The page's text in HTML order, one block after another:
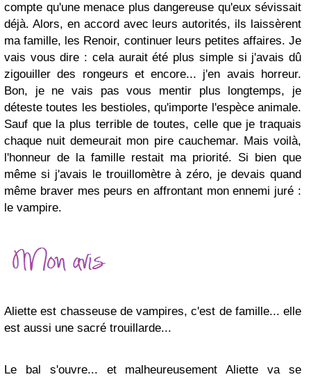
compte qu'une menace plus dangereuse qu'eux sévissait
déjà. Alors, en accord avec leurs autorités, ils laissèrent
ma famille, les Renoir, continuer leurs petites affaires. Je
vais vous dire : cela aurait été plus simple si j'avais dû
zigouiller des rongeurs et encore... j'en avais horreur.
Bon, je ne vais pas vous mentir plus longtemps, je
déteste toutes les bestioles, qu'importe l'espèce animale.
Sauf que la plus terrible de toutes, celle que je traquais
chaque nuit demeurait mon pire cauchemar. Mais voilà,
l'honneur de la famille restait ma priorité. Si bien que
même si j'avais le trouillomètre à zéro, je devais quand
même braver mes peurs en affrontant mon ennemi juré :
le vampire.
Aliette est chasseuse de vampires, c'est de famille... elle
est aussi une sacré trouillarde...
Le bal s'ouvre... et malheureusement Aliette va se